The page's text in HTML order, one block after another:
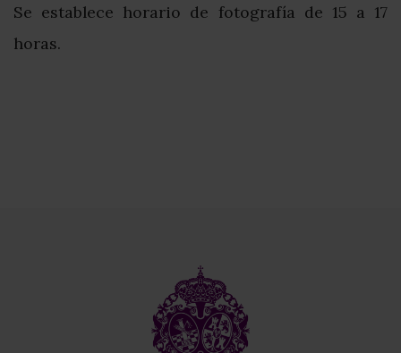
Se establece horario de fotografía de 15 a 17
horas.